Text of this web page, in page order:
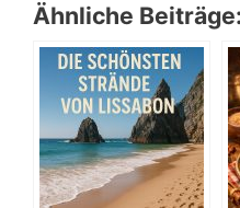
Ähnliche Beiträge: